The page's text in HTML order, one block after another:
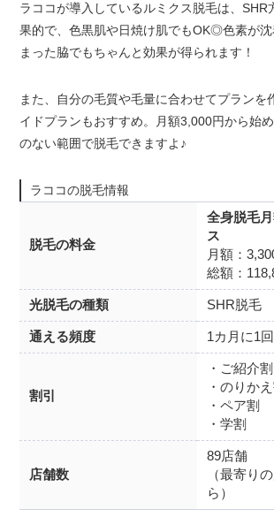
ラココが導入しているルミクス脱毛は、SHR
果的で、色黒肌や日焼け肌でもOK◎色素が沈
まった脇でもちゃんと効果が得られます！
また、自分の毛質や毛量に合わせてプランを
イドプランもおすすめ。月額3,000円から始
のない範囲で脱毛できますよ♪
ラココの脱毛情報
脱毛の料金
全身脱毛
ス
月額：
総額：
光脱毛の種類 SHR脱毛
通える頻度 1カ月に1回
割引
・ご紹介割
・のりか
・ペア割
・学割
店舗数
89店舗
（最寄り
ら）